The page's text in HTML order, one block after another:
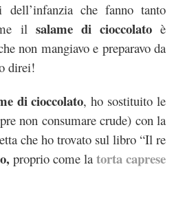
che fanno tanto
il salame di cioccolatoè
non mangiavo e preparavo da
direi!
di cioccolato, ho sostituito le
non consumare crude) con la
che ho trovato sul libro “Il re
proprio come la torta caprese